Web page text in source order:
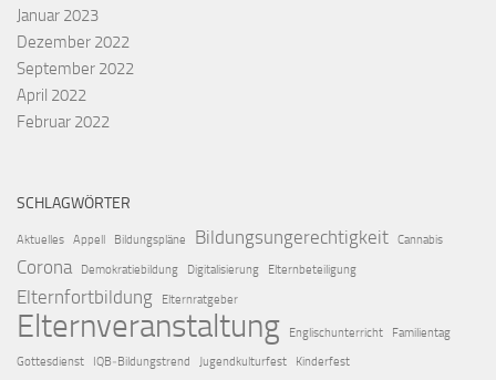
Januar 2023
Dezember 2022
September 2022
April 2022
Februar 2022
SCHLAGWÖRTER
Aktuelles Appell Bildungspläne Bildungsungerechtigkeit Cannabis
Corona Demokratiebildung Digitalisierung Elternbeteiligung
Elternfortbildung Elternratgeber
Elternveranstaltung Englischunterricht
Familientag
Gottesdienst
IQB‑Bildungstrend Jugendkulturfest
Kinderfest